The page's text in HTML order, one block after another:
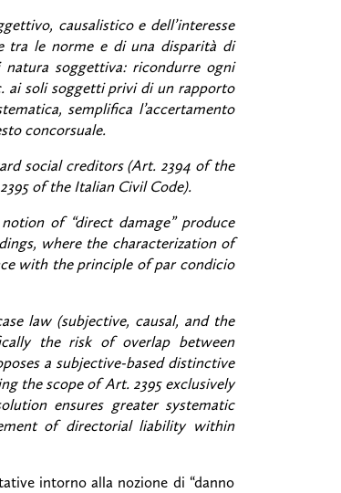
causalistico e dell’interesse
tra le norme e di una disparità di
soggettiva: ricondurre ogni
ai soli soggetti privi di un rapporto
semplifica l’accertamento
concorsuale.
social creditors (Art. 2394 of the
of the Italian Civil Code).
of “direct damage” produce
where the characterization of
with the principle of par condicio
law (subjective, causal, and the
the risk of overlap between
a subjective-based distinctive
the scope of Art. 2395 exclusively
ensures greater systematic
of directorial liability within
intorno alla nozione di “danno